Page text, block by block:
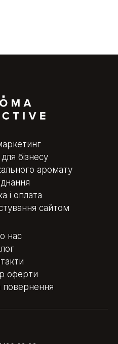
бізнесу
аромату
і оплата
сайтом
нас
оферти
повернення